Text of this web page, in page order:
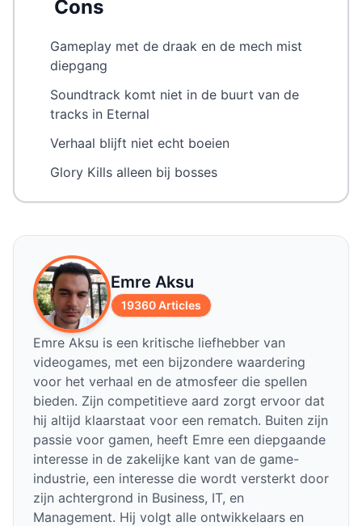
Cons
Gameplay met de draak en de mech mist
diepgang
Soundtrack komt niet in de buurt van de
tracks in Eternal
Verhaal blijft niet echt boeien
Glory Kills alleen bij bosses
Emre Aksu
19360 Articles
Emre Aksu is een kritische liefhebber van
videogames, met een bijzondere waardering
voor het verhaal en de atmosfeer die spellen
bieden. Zijn competitieve aard zorgt ervoor dat
hij altijd klaarstaat voor een rematch. Buiten zijn
passie voor gamen, heeft Emre een diepgaande
interesse in de zakelijke kant van de game-
industrie, een interesse die wordt versterkt door
zijn achtergrond in Business, IT, en
Management. Hij volgt alle ontwikkelaars en